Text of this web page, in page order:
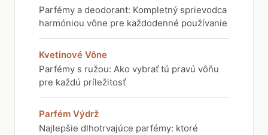
Parfémy a deodorant: Kompletný sprievodca
harmóniou vône pre každodenné používanie
Kvetinové Vône
Parfémy s ružou: Ako vybrať tú pravú vôňu
pre každú príležitosť
Parfém Výdrž
Najlepšie dlhotrvajúce parfémy: ktoré